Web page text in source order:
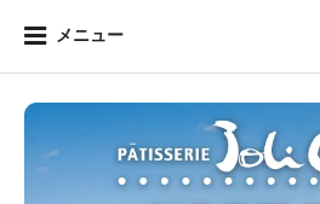
メニュー